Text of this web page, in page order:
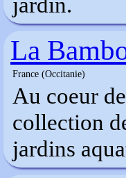
La
France (Occitanie)
Au coeur
collection
jardins